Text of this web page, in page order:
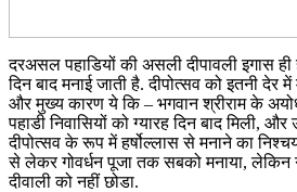
दरअसल पहाडियों की असली दीपावली इगास ही
दिन बाद मनाई जाती है. दीपोत्सव को इतनी देर
और मुख्य कारण ये कि – भगवान श्रीराम के
पहाडी निवासियों को ग्यारह दिन बाद मिली,
दीपोत्सव के रूप में हर्षोल्लास से मनाने का
से लेकर गोवर्धन पूजा तक सबको मनाया, लेकिन
दीवाली को नहीं छोडा.